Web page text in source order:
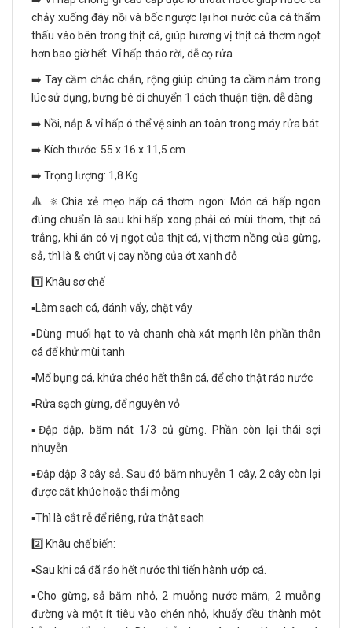
chảy xuống đáy nồi và bốc ngược lại hơi nước của cá thẩm
thấu vào bên trong thịt cá, giúp hương vị thịt cá thơm ngọt
hơn bao giờ hết. Vỉ hấp tháo rời, dễ cọ rửa
➡️ Tay cầm chắc chắn, rộng giúp chúng ta cầm nắm trong
lúc sử dụng, bưng bê di chuyển 1 cách thuận tiện, dễ dàng
➡️ Nồi, nắp & vỉ hấp ó thể vệ sinh an toàn trong máy rửa bát
➡️ Kích thước: 55 x 16 x 11,5 cm
➡️ Trọng lượng: 1,8 Kg
🔺 🔅Chia xẻ mẹo hấp cá thơm ngon: Món cá hấp ngon
đúng chuẩn là sau khi hấp xong phải có mùi thơm, thịt cá
trắng, khi ăn có vị ngọt của thịt cá, vị thơm nồng của gừng,
sả, thì là & chút vị cay nồng của ớt xanh đỏ
1️⃣ Khâu sơ chế
▪️Làm sạch cá, đánh vẩy, chặt vây
▪️Dùng muối hạt to và chanh chà xát mạnh lên phần thân
cá để khử mùi tanh
▪️Mổ bụng cá, khứa chéo hết thân cá, để cho thật ráo nước
▪️Rửa sạch gừng, để nguyên vỏ
▪️Đập dập, băm nát 1/3 củ gừng. Phần còn lại thái sợi
nhuyễn
▪️Đập dập 3 cây sả. Sau đó băm nhuyễn 1 cây, 2 cây còn lại
được cắt khúc hoặc thái mỏng
▪️Thì là cắt rễ để riêng, rửa thật sạch
2️⃣ Khâu chế biến:
▪️Sau khi cá đã ráo hết nước thì tiến hành ướp cá.
▪️Cho gừng, sả băm nhỏ, 2 muỗng nước mắm, 2 muỗng
đường và một ít tiêu vào chén nhỏ, khuấy đều thành một